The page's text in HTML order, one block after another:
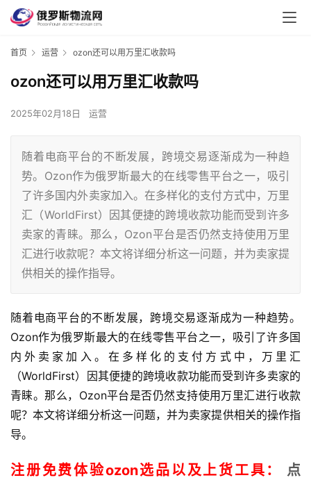
首页 运营 ozon还可以用万里汇收款吗
ozon还可以用万里汇收款吗
2025年02月18日 运营
随着电商平台的不断发展，跨境交易逐渐成为一种趋
势。Ozon作为俄罗斯最大的在线零售平台之一，吸引
了许多国内外卖家加入。在多样化的支付方式中，万里
汇（WorldFirst）因其便捷的跨境收款功能而受到许多
卖家的青睐。那么，Ozon平台是否仍然支持使用万里
汇进行收款呢？本文将详细分析这一问题，并为卖家提
供相关的操作指导。
随着电商平台的不断发展，跨境交易逐渐成为一种趋势。
Ozon作为俄罗斯最大的在线零售平台之一，吸引了许多国
内外卖家加入。在多样化的支付方式中，万里汇
（WorldFirst）因其便捷的跨境收款功能而受到许多卖家的
青睐。那么，Ozon平台是否仍然支持使用万里汇进行收款
呢？本文将详细分析这一问题，并为卖家提供相关的操作指
导。
注册免费体验ozon选品以及上货工具：
点